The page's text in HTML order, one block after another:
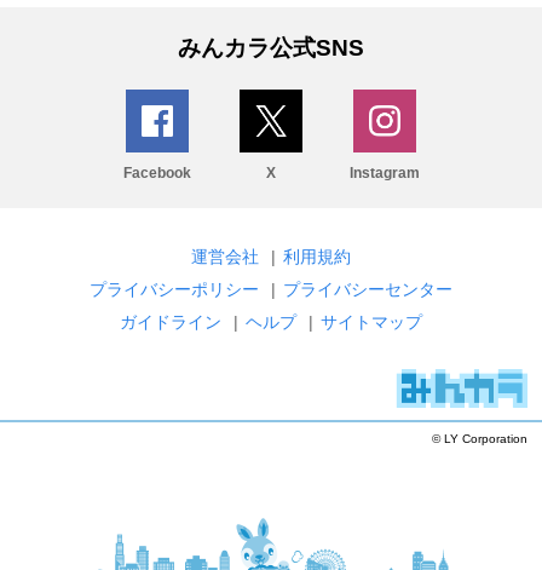
みんカラ公式SNS
Facebook X Instagram
運営会社 | 利用規約
プライバシーポリシー
| プライバシーセンター
ガイドライン
| ヘルプ | サイトマップ
© LY Corporation